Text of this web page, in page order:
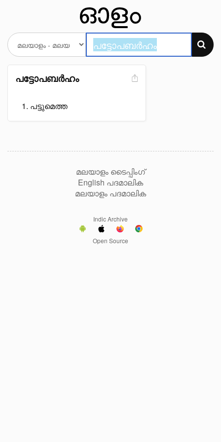
പട്ടോപബർഹം
പട്ടുമെത്ത
മലയാളം ടൈപ്പിംഗ്
English പദമാലിക
മലയാളം പദമാലിക
Indic Archive
Open Source